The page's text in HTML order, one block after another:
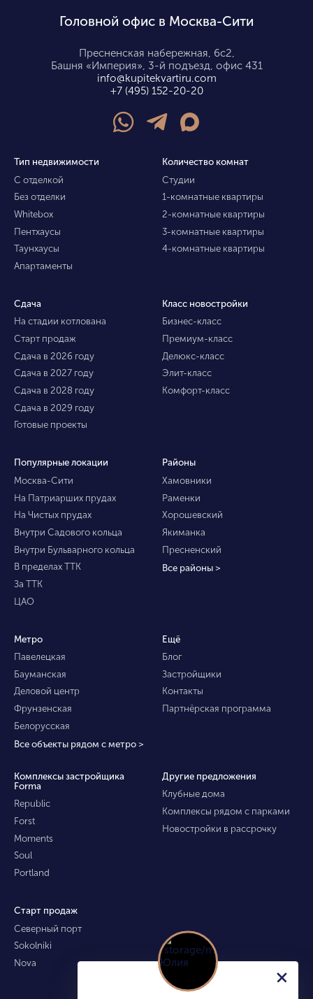
Головной офис в Москва-Сити
Пресненская набережная, 6с2,
Башня «Империя», 3-й подъезд, офис 431
info@kupitekvartiru.com
+7 (495) 152-20-20
Тип недвижимости
С отделкой
Без отделки
Whitebox
Пентхаусы
Таунхаусы
Апартаменты
Количество комнат
Студии
1-комнатные квартиры
2-комнатные квартиры
3-комнатные квартиры
4-комнатные квартиры
Сдача
На стадии котлована
Старт продаж
Сдача в 2026 году
Сдача в 2027 году
Сдача в 2028 году
Сдача в 2029 году
Готовые проекты
Класс новостройки
Бизнес-класс
Премиум-класс
Делюкс-класс
Элит-класс
Комфорт-класс
Популярные локации
Москва-Сити
На Патриарших прудах
На Чистых прудах
Внутри Садового кольца
Внутри Бульварного кольца
В пределах ТТК
За ТТК
ЦАО
Районы
Хамовники
Раменки
Хорошевский
Якиманка
Пресненский
Все районы >
Метро
Павелецкая
Бауманская
Деловой центр
Фрунзенская
Белорусская
Все объекты рядом с метро >
Ещё
Блог
Застройщики
Контакты
Партнёрская программа
Комплексы застройщика
Forma
Republic
Forst
Moments
Soul
Portland
Другие предложения
Клубные дома
Комплексы рядом с парками
Новостройки в рассрочку
Старт продаж
Северный порт
Sokolniki
Nova